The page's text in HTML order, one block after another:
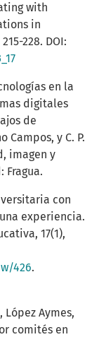
with
in
228. DOI:
en la
digitales
de
Campos, y C. P.
imagen y
Fragua.
con
experiencia.
17(1),
426.
López Aymes,
comités en